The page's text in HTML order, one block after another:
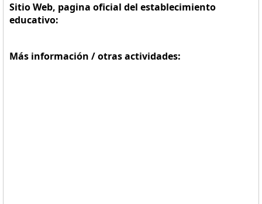
Sitio Web, pagina oficial del establecimiento
educativo:
Más información / otras actividades: